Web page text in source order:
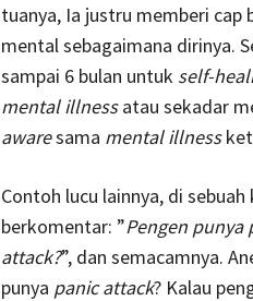
tuanya, Ia justru memberi cap
mental sebagaimana dirinya.
sampai 6 bulan untuk self-
mental illnessatau sekadar
awaresama mental illness
Contoh lucu lainnya, di
berkomentar: ”Pengen punya
attack?”, dan semacamnya.
punya panic attack? Kalau